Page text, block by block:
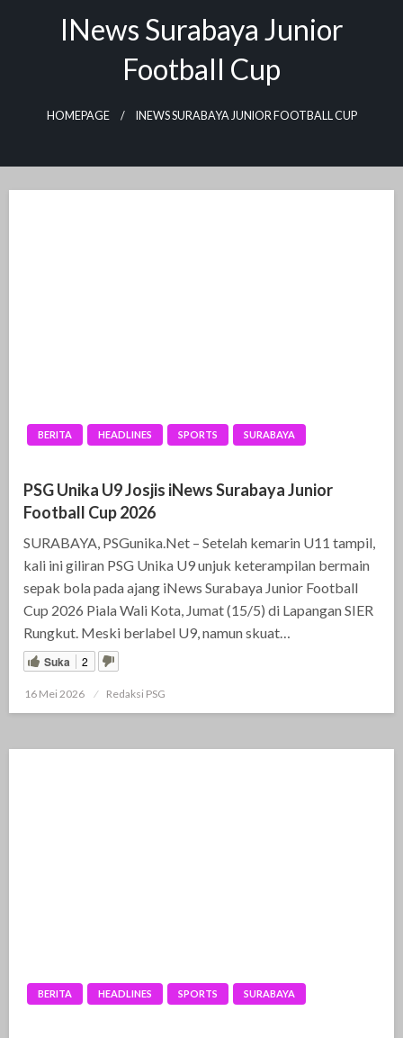
INews Surabaya Junior
Football Cup
HOMEPAGE INEWS SURABAYA JUNIOR FOOTBALL CUP
BERITA HEADLINES SPORTS SURABAYA
PSG Unika U9 Josjis iNews Surabaya Junior
Football Cup 2026
SURABAYA, PSGunika.Net – Setelah kemarin U11 tampil,
kali ini giliran PSG Unika U9 unjuk keterampilan bermain
sepak bola pada ajang iNews Surabaya Junior Football
Cup 2026 Piala Wali Kota, Jumat (15/5) di Lapangan SIER
Rungkut. Meski berlabel U9, namun skuat…
Suka 2
Posted
16 Mei 2026 Redaksi PSG
BERITA HEADLINES SPORTS SURABAYA